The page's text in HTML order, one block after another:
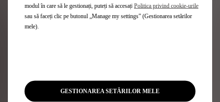
Ediții Limitate
Listă Prețuri
Vehicule Hybrid
Acces rapid
modul în care să le gestionați, puteți să accesați Politica privind cookie-urile
sau să faceți clic pe butonul „Manage my settings” (Gestionarea setărilor
mele).
GESTIONAREA SETĂRILOR MELE